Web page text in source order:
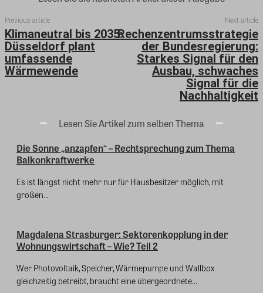
Previous article
Klimaneutral bis 2035:
Düsseldorf plant
umfassende
Wärmewende
Next article
Rechenzentrumsstrategie
der Bundesregierung:
Starkes Signal für den
Ausbau, schwaches
Signal für die
Nachhaltigkeit
Lesen Sie Artikel zum selben Thema
Die Sonne „anzapfen“ – Rechtsprechung zum Thema
Balkonkraftwerke
Es ist längst nicht mehr nur für Hausbesitzer möglich, mit
großen...
Magdalena Strasburger: Sektorenkopplung in der
Wohnungswirtschaft – Wie? Teil 2
Wer Photovoltaik, Speicher, Wärmepumpe und Wallbox
gleichzeitig betreibt, braucht eine übergeordnete...